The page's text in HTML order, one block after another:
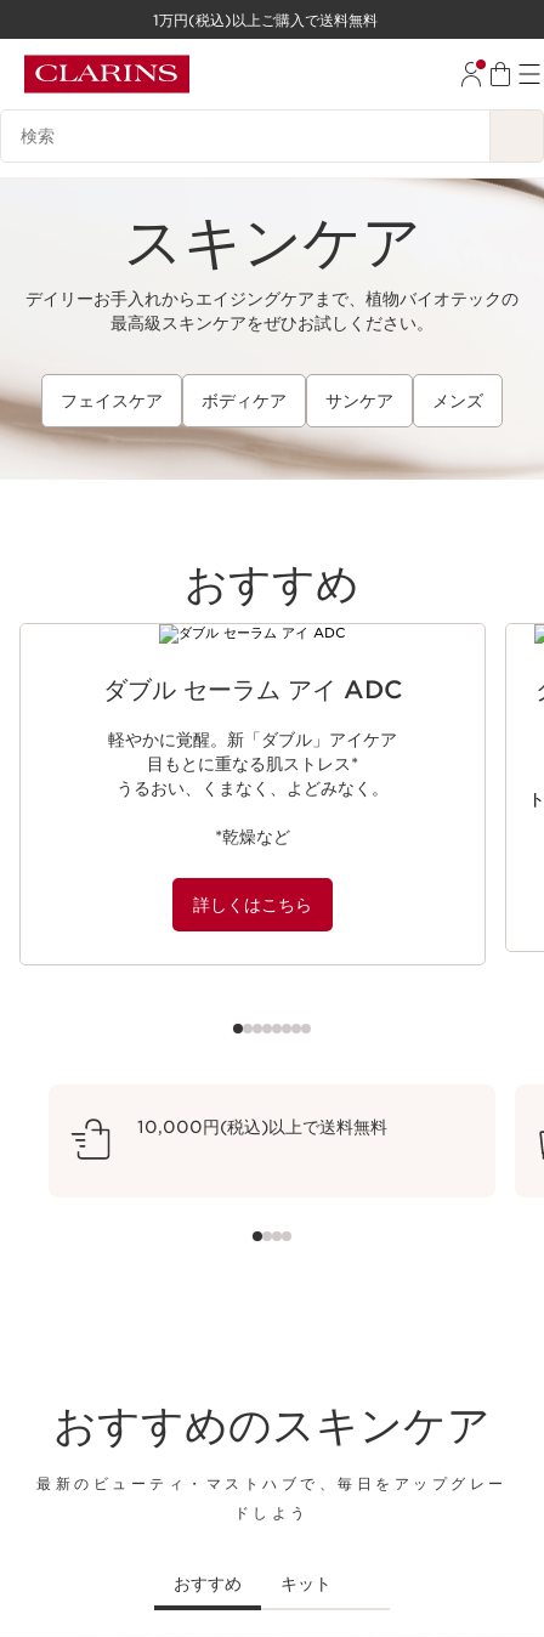
コンテンツへ移動
1万円(税込)以上ご購入で送料無料
検索候補
スキンケア
デイリーお手入れからエイジングケアまで、植物バイオテックの
最高級スキンケアをぜひお試しください。
フェイスケア ボディケア サンケア メンズ
おすすめ
ダブル セーラム アイ ADC
軽やかに覚醒。新「ダブル」アイケア​​
目もとに重なる肌ストレス*​​
うるおい、くまなく、よどみなく。​
*乾燥など
詳しくはこちら
10,000円(税込)以上で送料無料
おすすめのスキンケア
最新のビューティ・マストハブで、毎日をアップグレー
ドしよう
おすすめ キット